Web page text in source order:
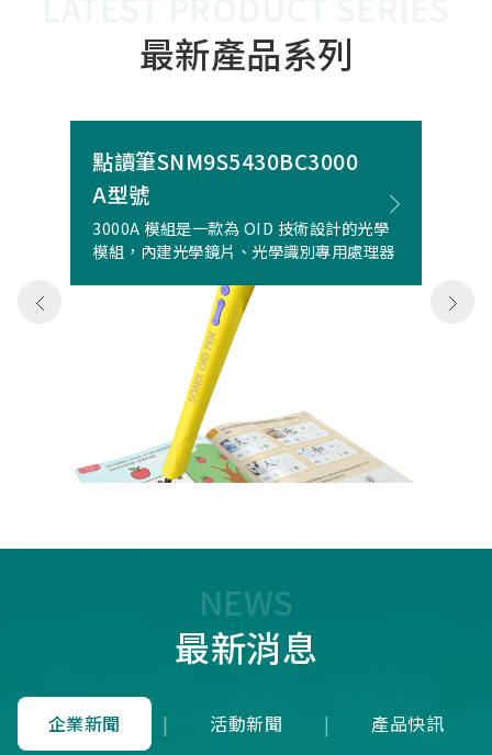
最新產品系列
點讀筆SNM9S5430BC3000
A型號
3000A 模組是一款為 OID 技術設計的光學
模組，內建光學鏡片、光學識別專用處理器
NEWS
最新消息
企業新聞 | 活動新聞 | 產品快訊